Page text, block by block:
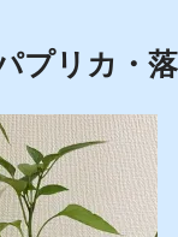
プリカ・